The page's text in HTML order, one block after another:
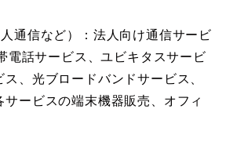
通信など）：法人向け通信サービ
電話サービス、ユビキタスサービ
、光ブロードバンドサービス、
サービスの端末機器販売、オフィ